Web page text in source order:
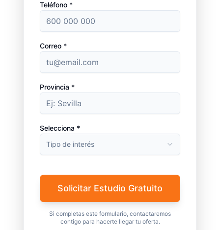
Teléfono *
Correo *
Provincia *
Selecciona *
Tipo de interés
Solicitar Estudio Gratuito
Si completas este formulario, contactaremos
contigo para hacerte llegar tu oferta.